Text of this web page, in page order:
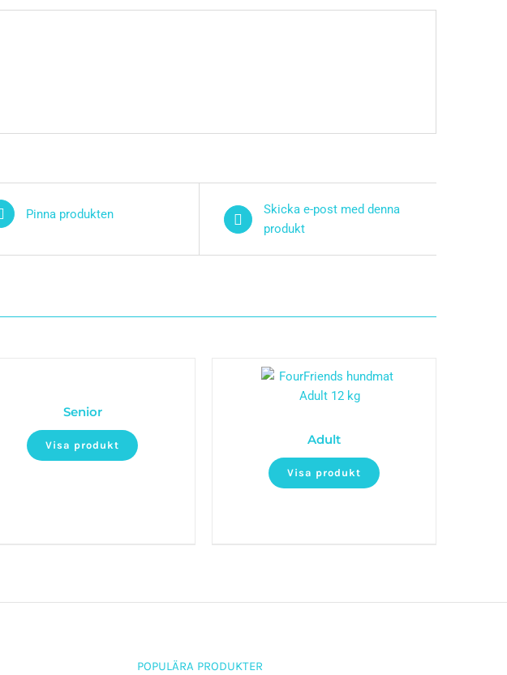
Pinna produkten
Skicka e-post med denna
produkt
Senior
Visa produkt Adult
Visa produkt
POPULÄRA PRODUKTER